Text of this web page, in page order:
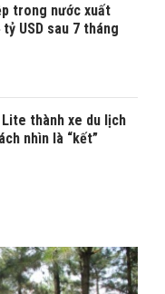
trong nước xuất
USD sau 7 tháng
thành xe du lịch
nhìn là “kết”